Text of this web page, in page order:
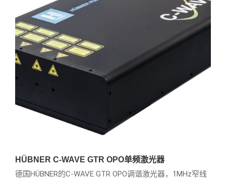
HÜBNER C-WAVE GTR OPO单频激光器
德国HÜBNER的C-WAVE GTR OPO调谐激光器，1MHz窄线